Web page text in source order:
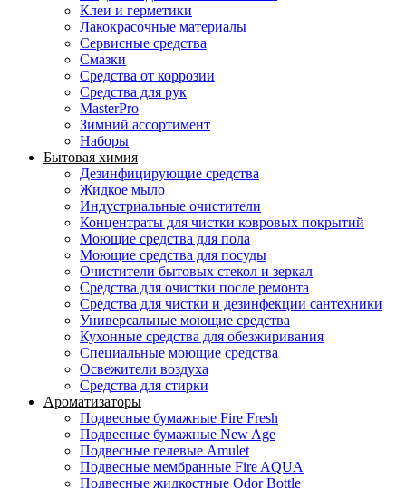
Клеи и герметики
Лакокрасочные материалы
Сервисные средства
Смазки
Средства от коррозии
Средства для рук
MasterPro
Зимний ассортимент
Наборы
Бытовая химия
Дезинфицирующие средства
Жидкое мыло
Индустриальные очистители
Концентраты для чистки ковровых покрытий
Моющие средства для пола
Моющие средства для посуды
Очистители бытовых стекол и зеркал
Средства для очистки после ремонта
Средства для чистки и дезинфекции сантехники
Универсальные моющие средства
Кухонные средства для обезжиривания
Специальные моющие средства
Освежители воздуха
Средства для стирки
Ароматизаторы
Подвесные бумажные Fire Fresh
Подвесные бумажные New Age
Подвесные гелевые Amulet
Подвесные мембранные Fire AQUA
Подвесные жидкостные Odor Bottle